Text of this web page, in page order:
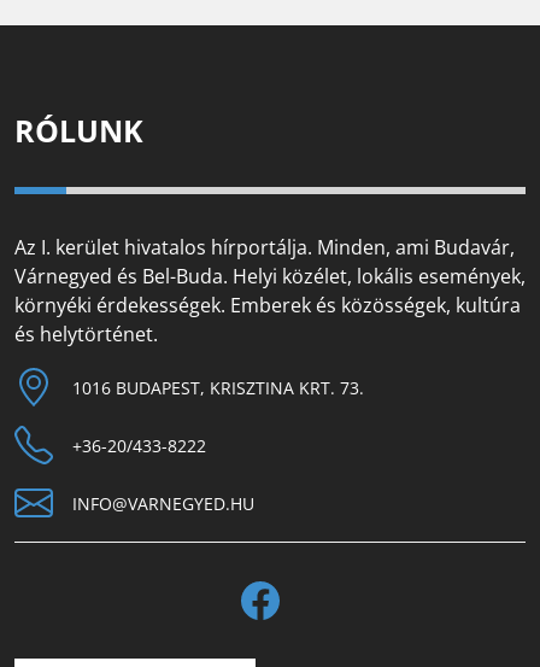
RÓLUNK
Az I. kerület hivatalos hírportálja. Minden, ami Budavár,
Várnegyed és Bel-Buda. Helyi közélet, lokális események,
környéki érdekességek. Emberek és közösségek, kultúra
és helytörténet.
1016 BUDAPEST, KRISZTINA KRT. 73.
+36-20/433-8222
INFO@VARNEGYED.HU